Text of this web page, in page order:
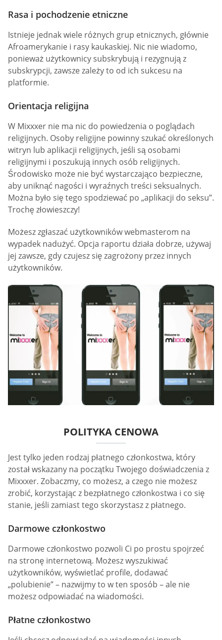
Rasa i pochodzenie etniczne
Istnieje jednak wiele różnych grup etnicznych, głównie
Afroamerykanie i rasy kaukaskiej. Nic nie wiadomo,
ponieważ użytkownicy subskrybują i rezygnują z
subskrypcji, zawsze zależy to od ich sukcesu na
platformie.
Orientacja religijna
W Mixxxer nie ma nic do powiedzenia o poglądach
religijnych. Osoby religijne powinny szukać określonych
witryn lub aplikacji religijnych, jeśli są osobami
religijnymi i poszukują innych osób religijnych.
Środowisko może nie być wystarczająco bezpieczne,
aby uniknąć nagości i wyraźnych treści seksualnych.
Można było się tego spodziewać po „aplikacji do seksu”.
Trochę złowieszczy!
Możesz zgłaszać użytkowników webmasterom na
wypadek nadużyć. Opcja raportu działa dobrze, używaj
jej zawsze, gdy czujesz się zagrożony przez innych
użytkowników.
POLITYKA CENOWA
Jest tylko jeden rodzaj płatnego członkostwa, który
został wskazany na początku Twojego doświadczenia z
Mixxxer. Zobaczmy, co możesz, a czego nie możesz
zrobić, korzystając z bezpłatnego członkostwa i co się
stanie, jeśli zamiast tego skorzystasz z płatnego.
Darmowe członkostwo
Darmowe członkostwo pozwoli Ci po prostu spojrzeć
na stronę internetową. Możesz wyszukiwać
użytkowników, wyświetlać profile, dodawać
„polubienie” – nazwijmy to w ten sposób – ale nie
możesz odpowiadać na wiadomości.
Płatne członkostwo